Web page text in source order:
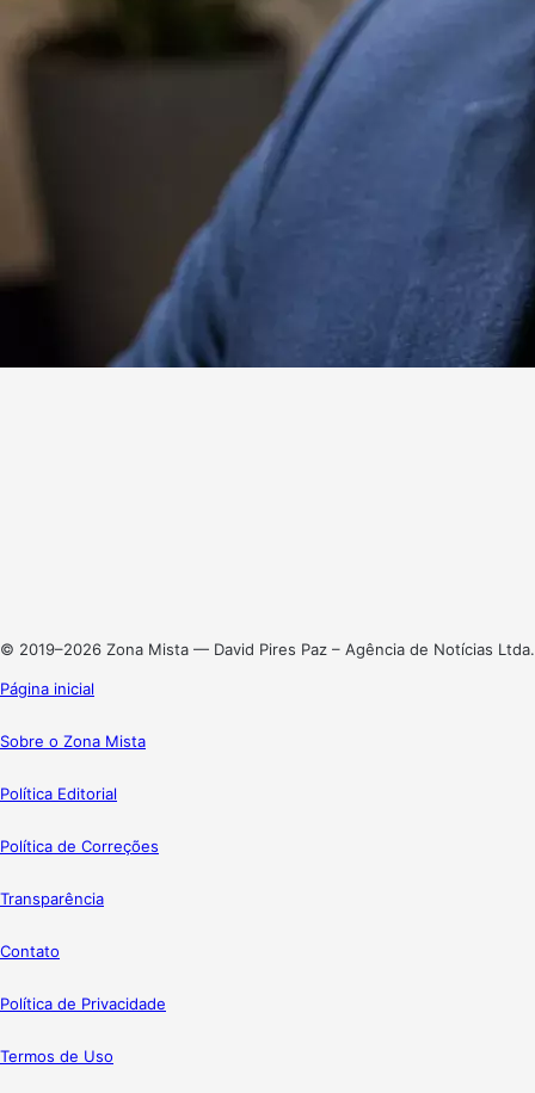
© 2019–2026 Zona Mista — David Pires Paz – Agência de Notícias Ltda.
Página inicial
Sobre o Zona Mista
Política Editorial
Política de Correções
Transparência
Contato
Política de Privacidade
Termos de Uso